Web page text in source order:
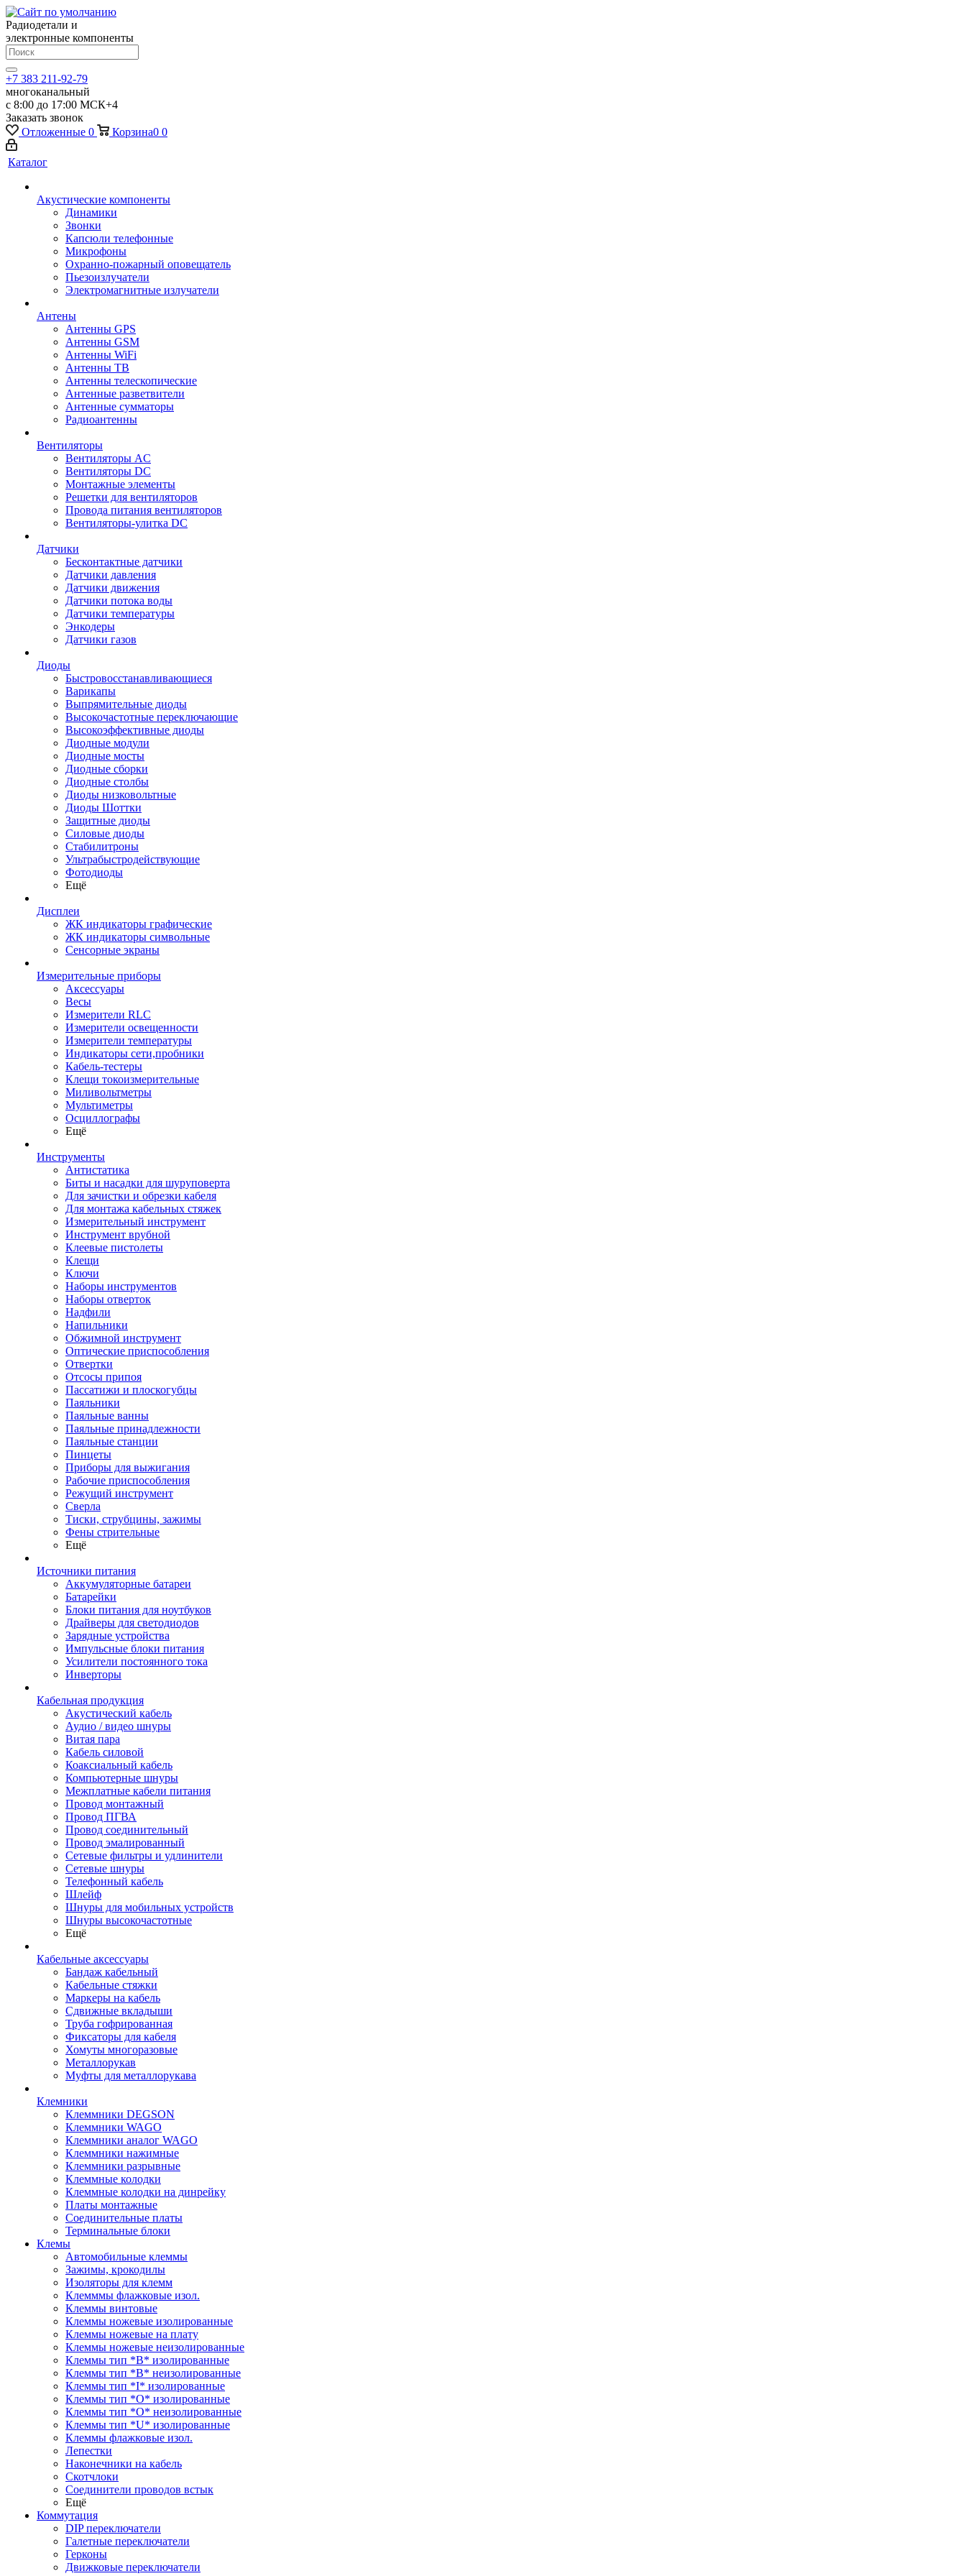
Радиодетали и
электронные компоненты
+7 383 211-92-79
многоканальный
с 8:00 до 17:00 МСК+4
Заказать звонок
Отложенные 0 Корзина0 0
Каталог
Акустические компоненты
Динамики
Звонки
Капсюли телефонные
Микрофоны
Охранно-пожарный оповещатель
Пьезоизлучатели
Электромагнитные излучатели
Антены
Антенны GPS
Антенны GSM
Антенны WiFi
Антенны ТВ
Антенны телескопические
Антенные разветвители
Антенные сумматоры
Радиоантенны
Вентиляторы
Вентиляторы AC
Вентиляторы DC
Монтажные элементы
Решетки для вентиляторов
Провода питания вентиляторов
Вентиляторы-улитка DC
Датчики
Бесконтактные датчики
Датчики давления
Датчики движения
Датчики потока воды
Датчики температуры
Энкодеры
Датчики газов
Диоды
Быстровосстанавливающиеся
Варикапы
Выпрямительные диоды
Высокочастотные переключающие
Высокоэффективные диоды
Диодные модули
Диодные мосты
Диодные сборки
Диодные столбы
Диоды низковольтные
Диоды Шоттки
Защитные диоды
Силовые диоды
Стабилитроны
Ультрабыстродействующие
Фотодиоды
Ещё
Дисплеи
ЖК индикаторы графические
ЖК индикаторы символьные
Сенсорные экраны
Измерительные приборы
Аксессуары
Весы
Измерители RLC
Измерители освещенности
Измерители температуры
Индикаторы сети,пробники
Кабель-тестеры
Клещи токоизмерительные
Миливольтметры
Мультиметры
Осциллографы
Ещё
Инструменты
Антистатика
Биты и насадки для шуруповерта
Для зачистки и обрезки кабеля
Для монтажа кабельных стяжек
Измерительный инструмент
Инструмент врубной
Клеевые пистолеты
Клещи
Ключи
Наборы инструментов
Наборы отверток
Надфили
Напильники
Обжимной инструмент
Оптические приспособления
Отвертки
Отсосы припоя
Пассатижи и плоскогубцы
Паяльники
Паяльные ванны
Паяльные принадлежности
Паяльные станции
Пинцеты
Приборы для выжигания
Рабочие приспособления
Режущий инструмент
Сверла
Тиски, струбцины, зажимы
Фены стрительные
Ещё
Источники питания
Аккумуляторные батареи
Батарейки
Блоки питания для ноутбуков
Драйверы для светодиодов
Зарядные устройства
Импульсные блоки питания
Усилители постоянного тока
Инверторы
Кабельная продукция
Акустический кабель
Аудио / видео шнуры
Витая пара
Кабель силовой
Коаксиальный кабель
Компьютерные шнуры
Межплатные кабели питания
Провод монтажный
Провод ПГВА
Провод соединительный
Провод эмалированный
Сетевые фильтры и удлинители
Сетевые шнуры
Телефонный кабель
Шлейф
Шнуры для мобильных устройств
Шнуры высокочастотные
Ещё
Кабельные аксессуары
Бандаж кабельный
Кабельные стяжки
Маркеры на кабель
Сдвижные вкладыши
Труба гофрированная
Фиксаторы для кабеля
Хомуты многоразовые
Металлорукав
Муфты для металлорукава
Клемники
Клеммники DEGSON
Клеммники WAGO
Клеммники аналог WAGO
Клеммники нажимные
Клеммники разрывные
Клеммные колодки
Клеммные колодки на динрейку
Платы монтажные
Соединительные платы
Терминальные блоки
Клемы
Автомобильные клеммы
Зажимы, крокодилы
Изоляторы для клемм
Клемммы флажковые изол.
Клеммы винтовые
Клеммы ножевые изолированные
Клеммы ножевые на плату
Клеммы ножевые неизолированные
Клеммы тип *B* изолированные
Клеммы тип *B* неизолированные
Клеммы тип *I* изолированные
Клеммы тип *O* изолированные
Клеммы тип *O* неизолированные
Клеммы тип *U* изолированные
Клеммы флажковые изол.
Лепестки
Наконечники на кабель
Скотчлоки
Соединители проводов встык
Ещё
Коммутация
DIP переключатели
Галетные переключатели
Герконы
Движковые переключатели